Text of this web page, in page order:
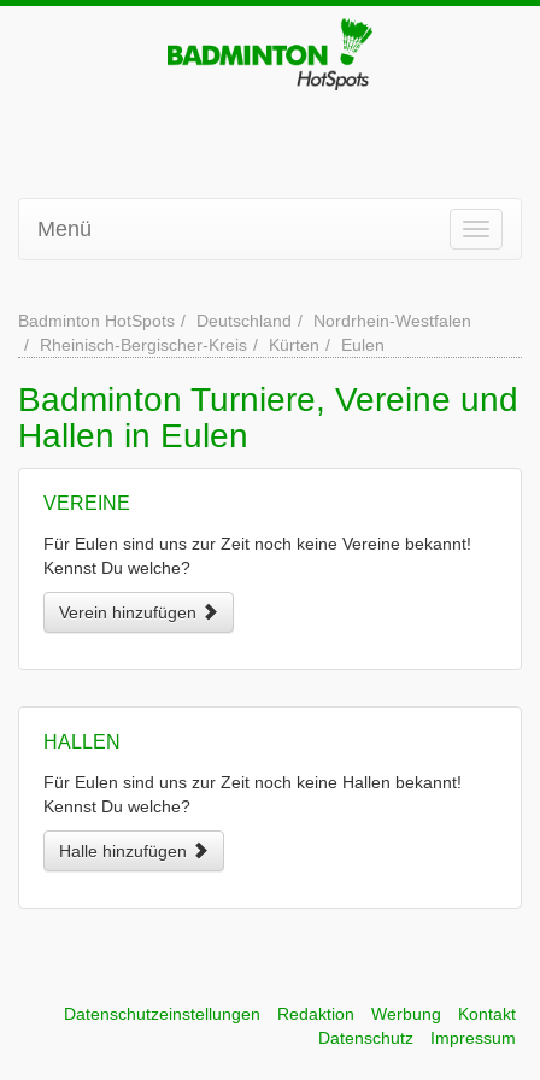
Menü
Badminton HotSpots Deutschland
Nordrhein-Westfalen
Rheinisch-Bergischer-Kreis
Kürten Eulen
Badminton Turniere, Vereine und
Hallen in Eulen
VEREINE
Für Eulen sind uns zur Zeit noch keine Vereine bekannt!
Kennst Du welche?
Verein hinzufügen
HALLEN
Für Eulen sind uns zur Zeit noch keine Hallen bekannt!
Kennst Du welche?
Halle hinzufügen
Datenschutzeinstellungen Redaktion Werbung
Kontakt
Datenschutz
Impressum